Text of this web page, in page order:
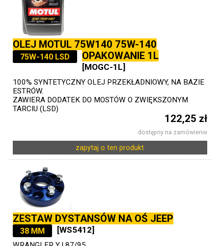
OLEJ MOTUL 75W140 75W-140
OPAKOWANIE 1L
75W-140 LSD
[MOGC-1L]
100% SYNTETYCZNY OLEJ PRZEKŁADNIOWY, NA BAZIE
ESTRÓW.
ZAWIERA DODATEK DO MOSTÓW O ZWIĘKSZONYM
TARCIU (LSD)
122,25 zł
dostępny na zamówienie
zapytaj o ten produkt
ZESTAW DYSTANSÓW NA OŚ JEEP
38 MM [WS5412]